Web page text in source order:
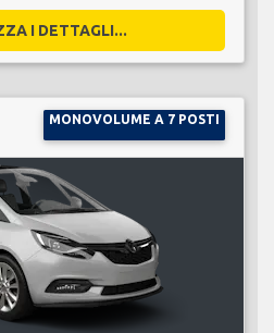
I DETTAGLI...
MONOVOLUME A 7 POSTI